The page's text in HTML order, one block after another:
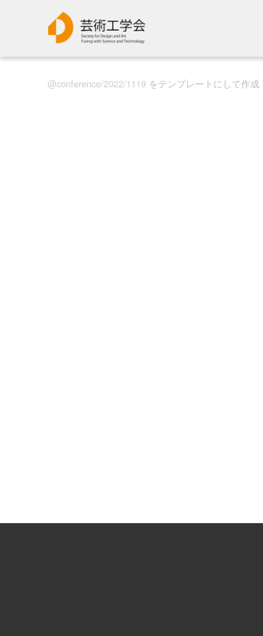
conference/2022/1119 をテンプレートにして作成